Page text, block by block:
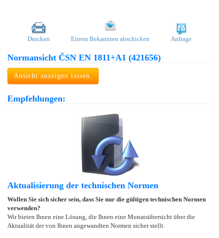
Drucken Einem Bekannten abschicken Anfrage
Normansicht ČSN EN 1811+A1 (421656)
Ansicht anzeigen lassen.
Empfehlungen:
Aktualisierung der technischen Normen
Wollen Sie sich sicher sein, dass Sie nur die gültigen technischen Normen
verwenden?
Wir bieten Ihnen eine Lösung, die Ihnen eine Monatsübersicht über die
Aktualität der von Ihnen angewandten Normen sicher stellt.